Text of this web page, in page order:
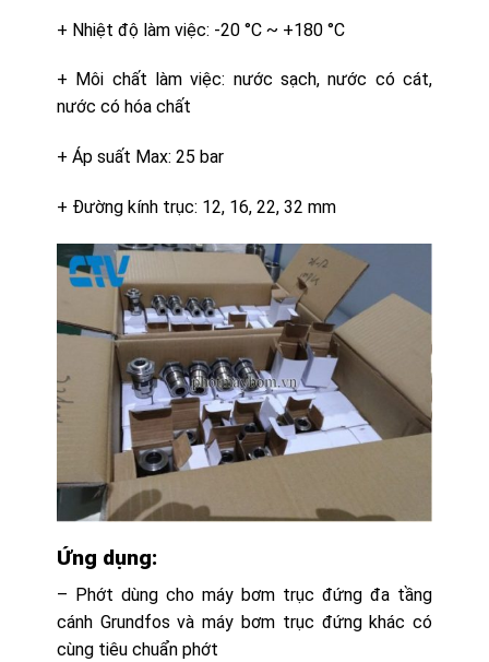
+ Nhiệt độ làm việc: -20 °C ~ +180 °C
+ Môi chất làm việc: nước sạch, nước có cát,
nước có hóa chất
+ Áp suất Max: 25 bar
+ Đường kính trục: 12, 16, 22, 32 mm
Ứng dụng:
– Phớt dùng cho máy bơm trục đứng đa tầng
cánh Grundfos và máy bơm trục đứng khác có
cùng tiêu chuẩn phớt